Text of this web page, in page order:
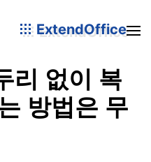
ExtendOffice
리 없이 복
방법은 무